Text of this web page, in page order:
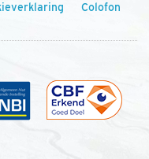
Colofon